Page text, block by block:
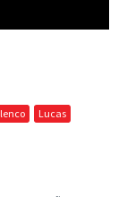
Lucas